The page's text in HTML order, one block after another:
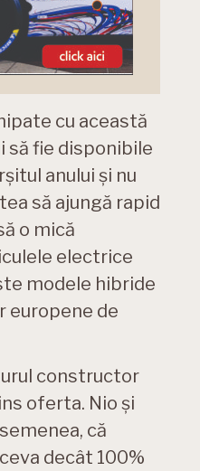
cu această
să fie disponibile
anului și nu
să ajungă rapid
o mică
electrice
modele hibride
europene de
constructor
oferta. Nio și
că
decât 100%